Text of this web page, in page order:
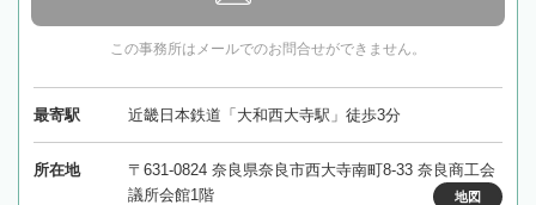
この事務所はメールでのお問合せができません。
最寄駅 近畿日本鉄道「大和西大寺駅」徒歩3分
所在地
〒631-0824 奈良県奈良市西大寺南町8-33 奈良商工会
議所会館1階
地図